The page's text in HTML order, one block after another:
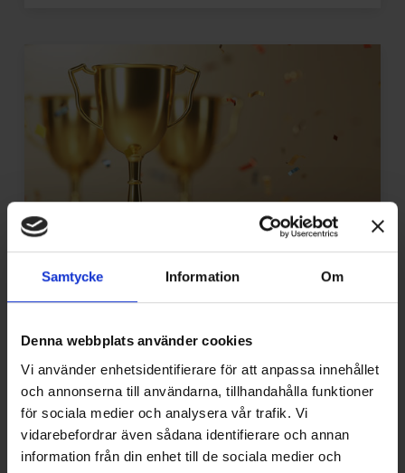
Samtycke Information Om
Denna webbplats använder cookies
Vi använder enhetsidentifierare för att anpassa innehållet
och annonserna till användarna, tillhandahålla funktioner
för sociala medier och analysera vår trafik. Vi
vidarebefordrar även sådana identifierare och annan
information från din enhet till de sociala medier och
Vinnande examensarbeten
att nominera examensarbeten som på något
sätt bidragit till att göra samhället mer hållbart
inom området VS (värme och sanitet), VA
(vatten och avlopp) och Små avlopp (även
kallade enskilda avlopp). Här har vi listat de